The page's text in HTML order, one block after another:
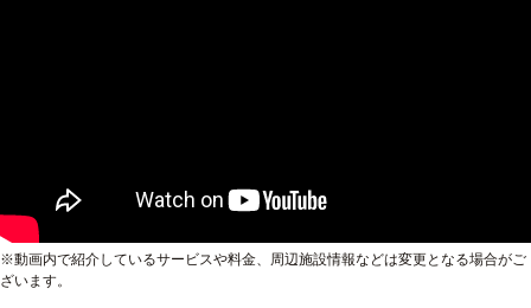
※動画内で紹介しているサービスや料金、周辺施設情報などは変更となる場合がご
ざいます。